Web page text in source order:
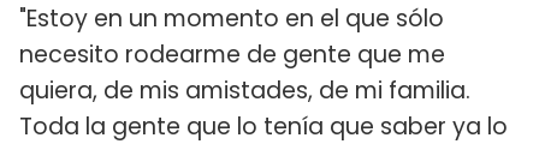
"Estoy en un momento en el que sólo
necesito rodearme de gente que me
quiera, de mis amistades, de mi familia.
Toda la gente que lo tenía que saber ya lo